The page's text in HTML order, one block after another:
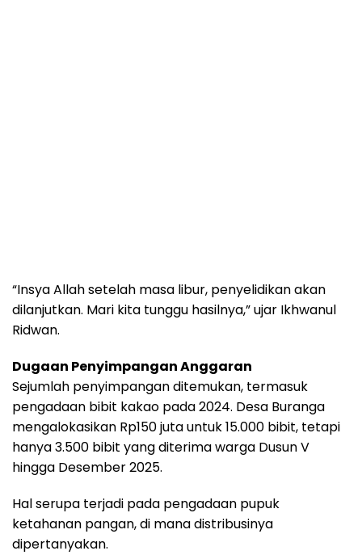
“Insya Allah setelah masa libur, penyelidikan akan
dilanjutkan. Mari kita tunggu hasilnya,” ujar Ikhwanul
Ridwan.
Dugaan Penyimpangan Anggaran
Sejumlah penyimpangan ditemukan, termasuk
pengadaan bibit kakao pada 2024. Desa Buranga
mengalokasikan Rp150 juta untuk 15.000 bibit, tetapi
hanya 3.500 bibit yang diterima warga Dusun V
hingga Desember 2025.
Hal serupa terjadi pada pengadaan pupuk
ketahanan pangan, di mana distribusinya
dipertanyakan.